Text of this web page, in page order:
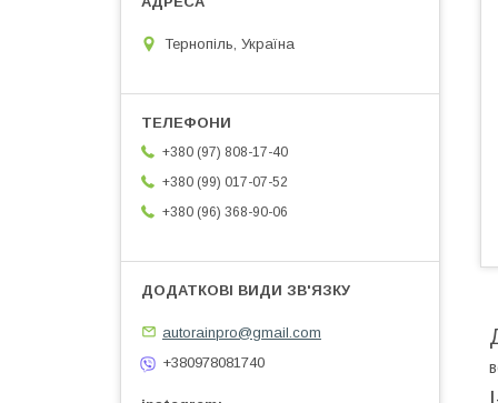
Тернопіль, Україна
+380 (97) 808-17-40
+380 (99) 017-07-52
+380 (96) 368-90-06
autorainpro@gmail.com
+380978081740